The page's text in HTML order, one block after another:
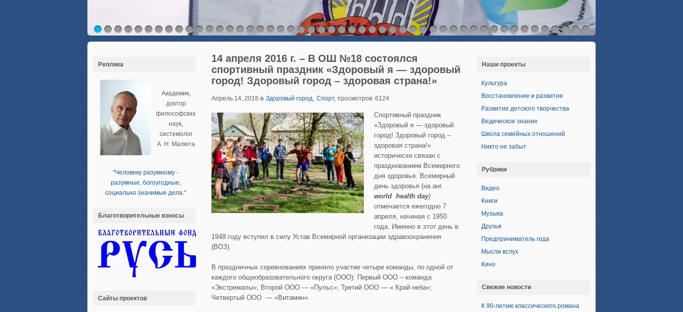
Реплика
Академик,
доктор
философских
наук,
системолог
А. Н. Малюта
''Человеку разумному -
разумные, богоугодные,
социально значимые дела.''
Благотворительные взносы
Сайты проектов
14 апреля 2016 г. – В ОШ №18 состоялся
спортивный праздник «Здоровый я — здоровый
город! Здоровый город – здоровая страна!»
Апрель 14, 2016 в Здоровый город, Спорт, просмотров: 6124
Спортивный праздник
«Здоровый я — здоровый
город! Здоровый город –
здоровая страна!»
исторически связан с
празднованием Всемирного
дня здоровья. Всемирный
день здоровья (на анг.
world health day)
отмечается ежегодно 7
апреля, начиная с 1950
года. Именно в этот день в
1948 году вступил в силу Устав Всемирной организации здравоохранения
(ВОЗ).
В праздничных соревнованиях приняло участие четыре команды, по одной от
каждого общеобразовательного округа (ООО): Первый ООО – команда
«Экстремалы»; Второй ООО — «Пульс»; Третий ООО — « Край неба»;
Четвертый ООО — «Витамин».
Наши проекты
Культура
Восстановление и развитие
Развитие детского творчества
Ведическое знание
Школа семейных отношений
Никто не забыт
Рубрики
Видео
Книги
Музыка
Друзья
Предприниматель года
Мысли вслух
Кино
Свежие новости
К 90-летию классического романа